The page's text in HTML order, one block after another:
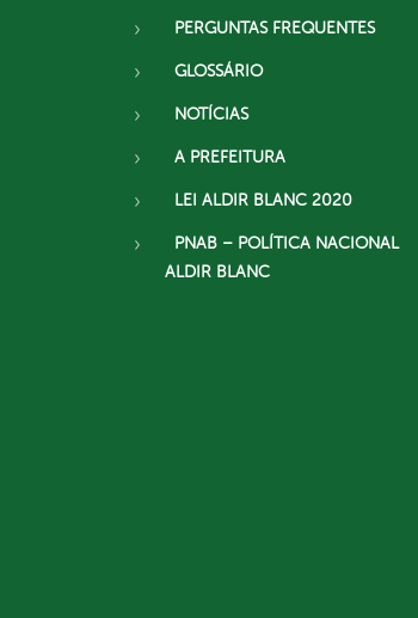
PERGUNTAS FREQUENTES
GLOSSÁRIO
NOTÍCIAS
A PREFEITURA
LEI ALDIR BLANC 2020
PNAB – POLÍTICA NACIONAL
ALDIR BLANC